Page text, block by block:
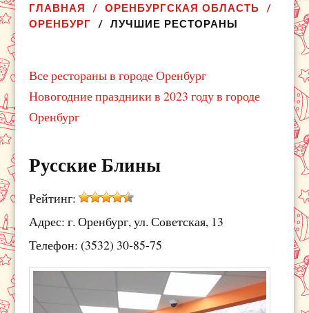
ГЛАВНАЯ
ОРЕНБУРГСКАЯ ОБЛАСТЬ
ОРЕНБУРГ
ЛУЧШИЕ РЕСТОРАНЫ
Все рестораны в городе Оренбург
Новогодние праздники в 2023 году в городе
Оренбург
Русские Блины
Рейтинг:
Адрес: г. Оренбург, ул. Советская, 13
Телефон: (3532) 30-85-75